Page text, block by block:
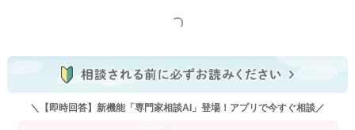
もっと見る
＼【即時回答】新機能「専門家相談AI」登場！アプリで今すぐ相談／